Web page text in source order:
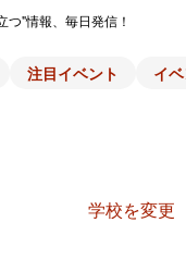
つ"情報、毎日発信！
注目イベント イ
学校を変更